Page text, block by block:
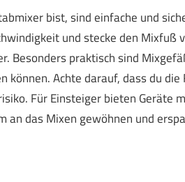
bist, sind einfache und
und stecke den Mixfuß
Besonders praktisch sind
können. Achte darauf, dass du
Für Einsteiger bieten Geräte
an das Mixen gewöhnen und